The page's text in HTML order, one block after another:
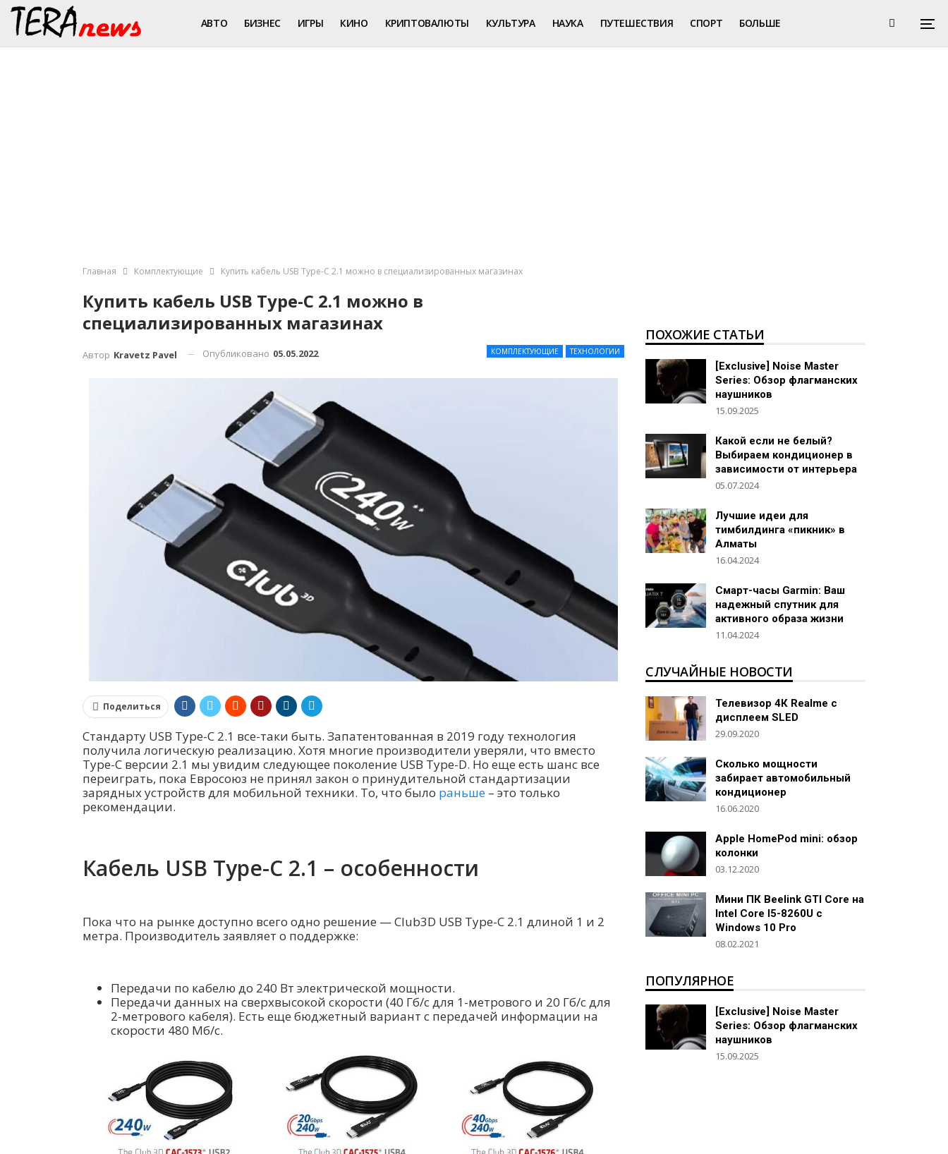
АВТО БИЗНЕС ИГРЫ КИНО КРИПТОВАЛЮТЫ КУЛЬТУРА НАУКА ПУТЕШЕСТВИЯ СПОРТ БОЛЬШЕ
Главная Комплектующие Купить кабель USB Type-C 2.1 можно в специализированных магазинах
Купить кабель USB Type-C 2.1 можно в
специализированных магазинах
КОМПЛЕКТУЮЩИЕ ТЕХНОЛОГИИ
Автор Kravetz Pavel Опубликовано 05.05.2022
Поделиться
Стандарту USB Type-C 2.1 все-таки быть. Запатентованная в 2019 году технология
получила логическую реализацию. Хотя многие производители уверяли, что вместо
Type-C версии 2.1 мы увидим следующее поколение USB Type-D. Но еще есть шанс все
переиграть, пока Евросоюз не принял закон о принудительной стандартизации
зарядных устройств для мобильной техники. То, что было раньше – это только
рекомендации.
Кабель USB Type-C 2.1 – особенности
Пока что на рынке доступно всего одно решение — Club3D USB Type-C 2.1 длиной 1 и 2
метра. Производитель заявляет о поддержке:
Передачи по кабелю до 240 Вт электрической мощности.
Передачи данных на сверхвысокой скорости (40 Гб/с для 1-метрового и 20 Гб/с для
2-метрового кабеля). Есть еще бюджетный вариант с передачей информации на
скорости 480 Мб/с.
ПОХОЖИЕ СТАТЬИ
[Exclusive] Noise Master
Series: Обзор флагманских
наушников
15.09.2025
Какой если не белый?
Выбираем кондиционер в
зависимости от интерьера
05.07.2024
Лучшие идеи для
тимбилдинга «пикник» в
Алматы
16.04.2024
Смарт-часы Garmin: Ваш
надежный спутник для
активного образа жизни
11.04.2024
СЛУЧАЙНЫЕ НОВОСТИ
Телевизор 4К Realme с
дисплеем SLED
29.09.2020
Сколько мощности
забирает автомобильный
кондиционер
16.06.2020
Apple HomePod mini: обзор
колонки
03.12.2020
Мини ПК Beelink GTI Core на
Intel Core I5-8260U с
Windows 10 Pro
08.02.2021
ПОПУЛЯРНОЕ
[Exclusive] Noise Master
Series: Обзор флагманских
наушников
15.09.2025